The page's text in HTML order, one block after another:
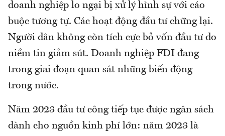
doanh nghiệp lo ngại bị xử lý hình sự với cáo
buộc tương tự. Các hoạt động đầu tư chững lại.
Người dân không còn tích cực bỏ vốn đầu tư do
niềm tin giảm sút. Doanh nghiệp FDI đang
trong giai đoạn quan sát những biến động
trong nước.
Năm 2023 đầu tư công tiếp tục được ngân sách
dành cho nguồn kinh phí lớn: năm 2023 là